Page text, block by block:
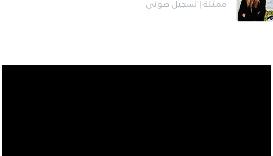
ممثلة | تسجيل صوتي